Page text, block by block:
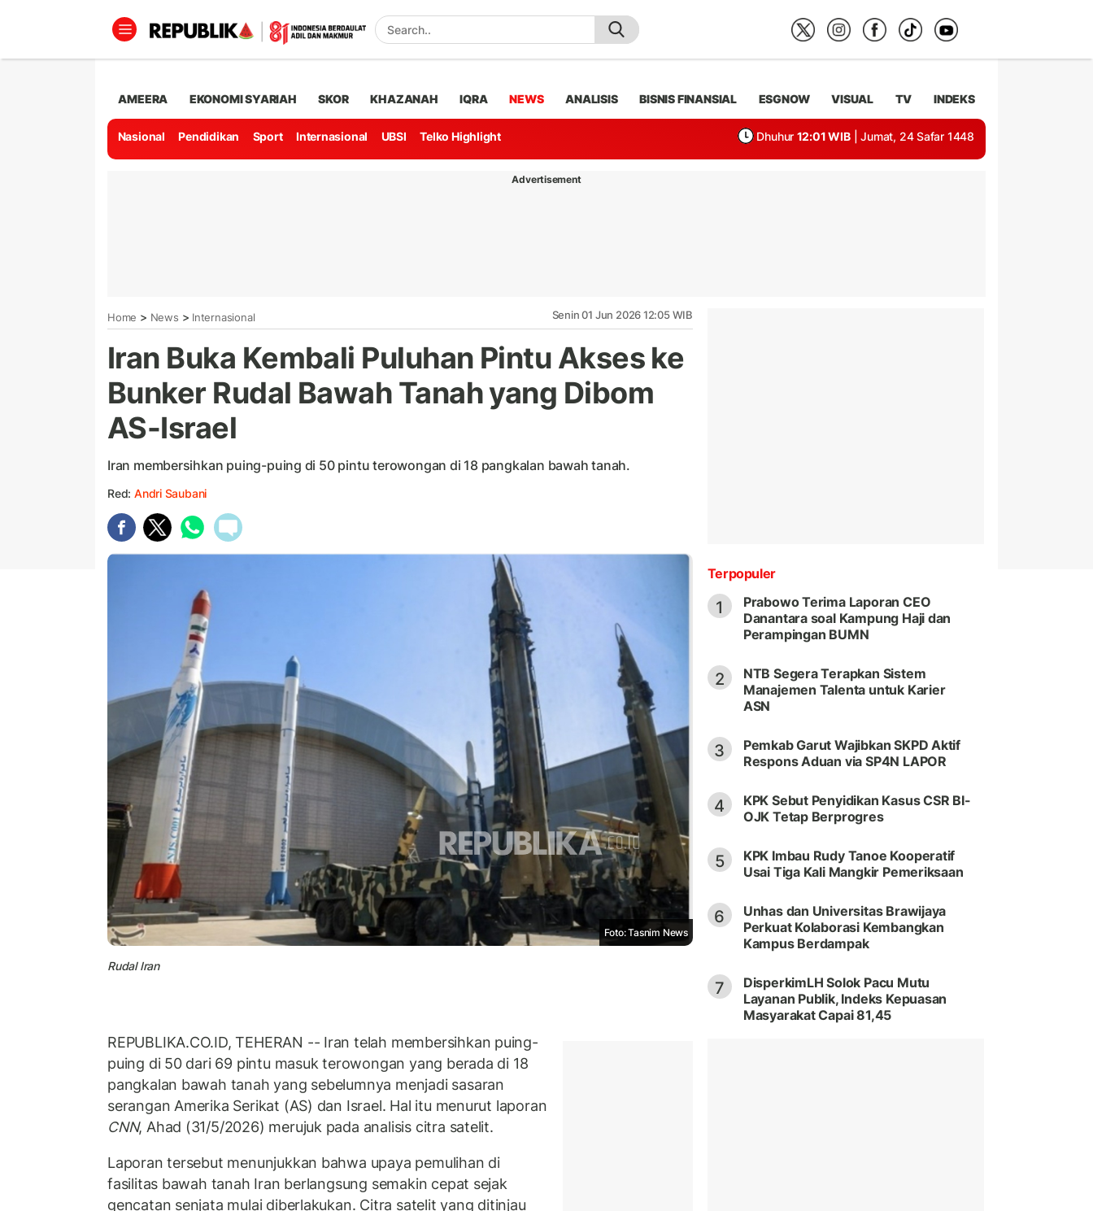
AMEERA EKONOMI SYARIAH SKOR KHAZANAH IQRA NEWS ANALISIS BISNIS FINANSIAL ESGNOW VISUAL TV INDEKS
Nasional Pendidikan Sport Internasional UBSI Telko Highlight Dhuhur 12:01 WIB | Jumat, 24 Safar 1448
Advertisement
Home > News > Internasional Senin 01 Jun 2026 12:05 WIB
Iran Buka Kembali Puluhan Pintu Akses ke
Bunker Rudal Bawah Tanah yang Dibom
AS-Israel
Iran membersihkan puing-puing di 50 pintu terowongan di 18 pangkalan bawah tanah.
Red: Andri Saubani
Foto: Tasnim News
Rudal Iran
REPUBLIKA.CO.ID, TEHERAN -- Iran telah membersihkan puing-
puing di 50 dari 69 pintu masuk terowongan yang berada di 18
pangkalan bawah tanah yang sebelumnya menjadi sasaran
serangan Amerika Serikat (AS) dan Israel. Hal itu menurut laporan
CNN, Ahad (31/5/2026) merujuk pada analisis citra satelit.
Laporan tersebut menunjukkan bahwa upaya pemulihan di
fasilitas bawah tanah Iran berlangsung semakin cepat sejak
gencatan senjata mulai diberlakukan. Citra satelit yang ditinjau
Terpopuler
1
Prabowo Terima Laporan CEO
Danantara soal Kampung Haji dan
Perampingan BUMN
2
NTB Segera Terapkan Sistem
Manajemen Talenta untuk Karier
ASN
3
Pemkab Garut Wajibkan SKPD Aktif
Respons Aduan via SP4N LAPOR
4
KPK Sebut Penyidikan Kasus CSR BI-
OJK Tetap Berprogres
5
KPK Imbau Rudy Tanoe Kooperatif
Usai Tiga Kali Mangkir Pemeriksaan
6
Unhas dan Universitas Brawijaya
Perkuat Kolaborasi Kembangkan
Kampus Berdampak
7
DisperkimLH Solok Pacu Mutu
Layanan Publik, Indeks Kepuasan
Masyarakat Capai 81,45